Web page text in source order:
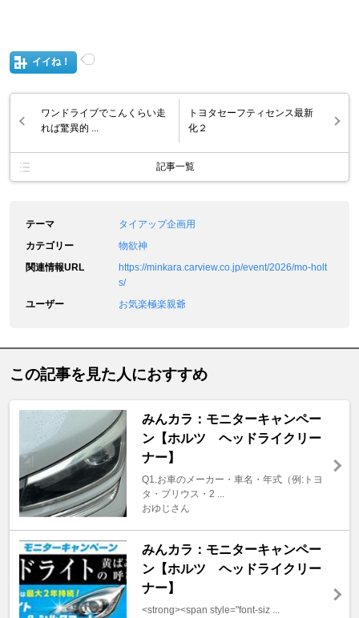
イイね！
ワンドライブでこんくらい走
れば驚異的 ...
トヨタセーフティセンス最新
化２
記事一覧
テーマ
タイアップ企画用
カテゴリー
物欲神
関連情報URL
https://minkara.carview.co.jp/event/2026/mo-holt
s/
ユーザー
お気楽極楽親爺
この記事を見た人におすすめ
みんカラ：モニターキャンペー
ン【ホルツ ヘッドライクリー
ナー】
Q1.お車のメーカー・車名・年式（例:トヨ
タ・プリウス・2 ...
おゆじさん
みんカラ：モニターキャンペー
ン【ホルツ ヘッドライクリー
ナー】
<strong><span style="font-siz ...